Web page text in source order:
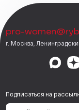
pro-
г. Москва,
Подписаться на